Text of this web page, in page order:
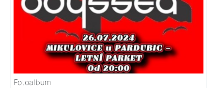
Fotoalbum